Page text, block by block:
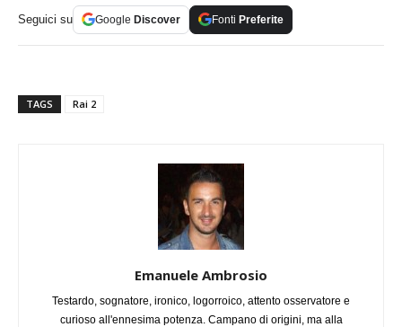
Seguici su Google Discover Fonti Preferite
TAGS Rai 2
Emanuele Ambrosio
Testardo, sognatore, ironico, logorroico, attento osservatore e
curioso all'ennesima potenza. Campano di origini, ma alla